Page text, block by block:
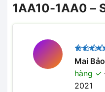
1AA10-1AA0 –
Được
xếp hạng
45 sao
Mai
hàng
2021